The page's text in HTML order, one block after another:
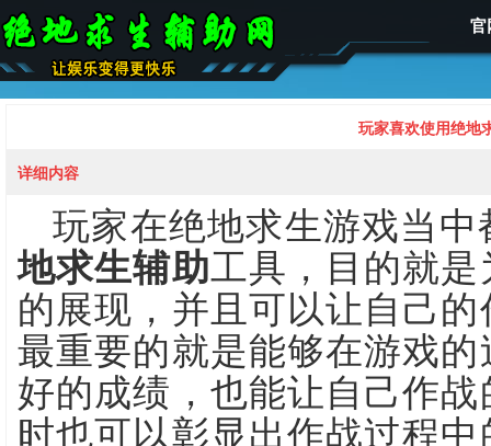
官
玩家喜欢使用绝地
详细内容
玩家在绝地求生游戏当中
地求生辅助工具，目的就
的展现，并且可以让自己
最重要的就是能够在游戏
好的成绩，也能让自己作
时也可以彰显出作战过程